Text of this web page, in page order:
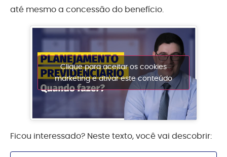
até mesmo a concessão do benefício.
Clique para aceitar os cookies
marketing e ativar este conteúdo
Ficou interessado? Neste texto, você vai descobrir: